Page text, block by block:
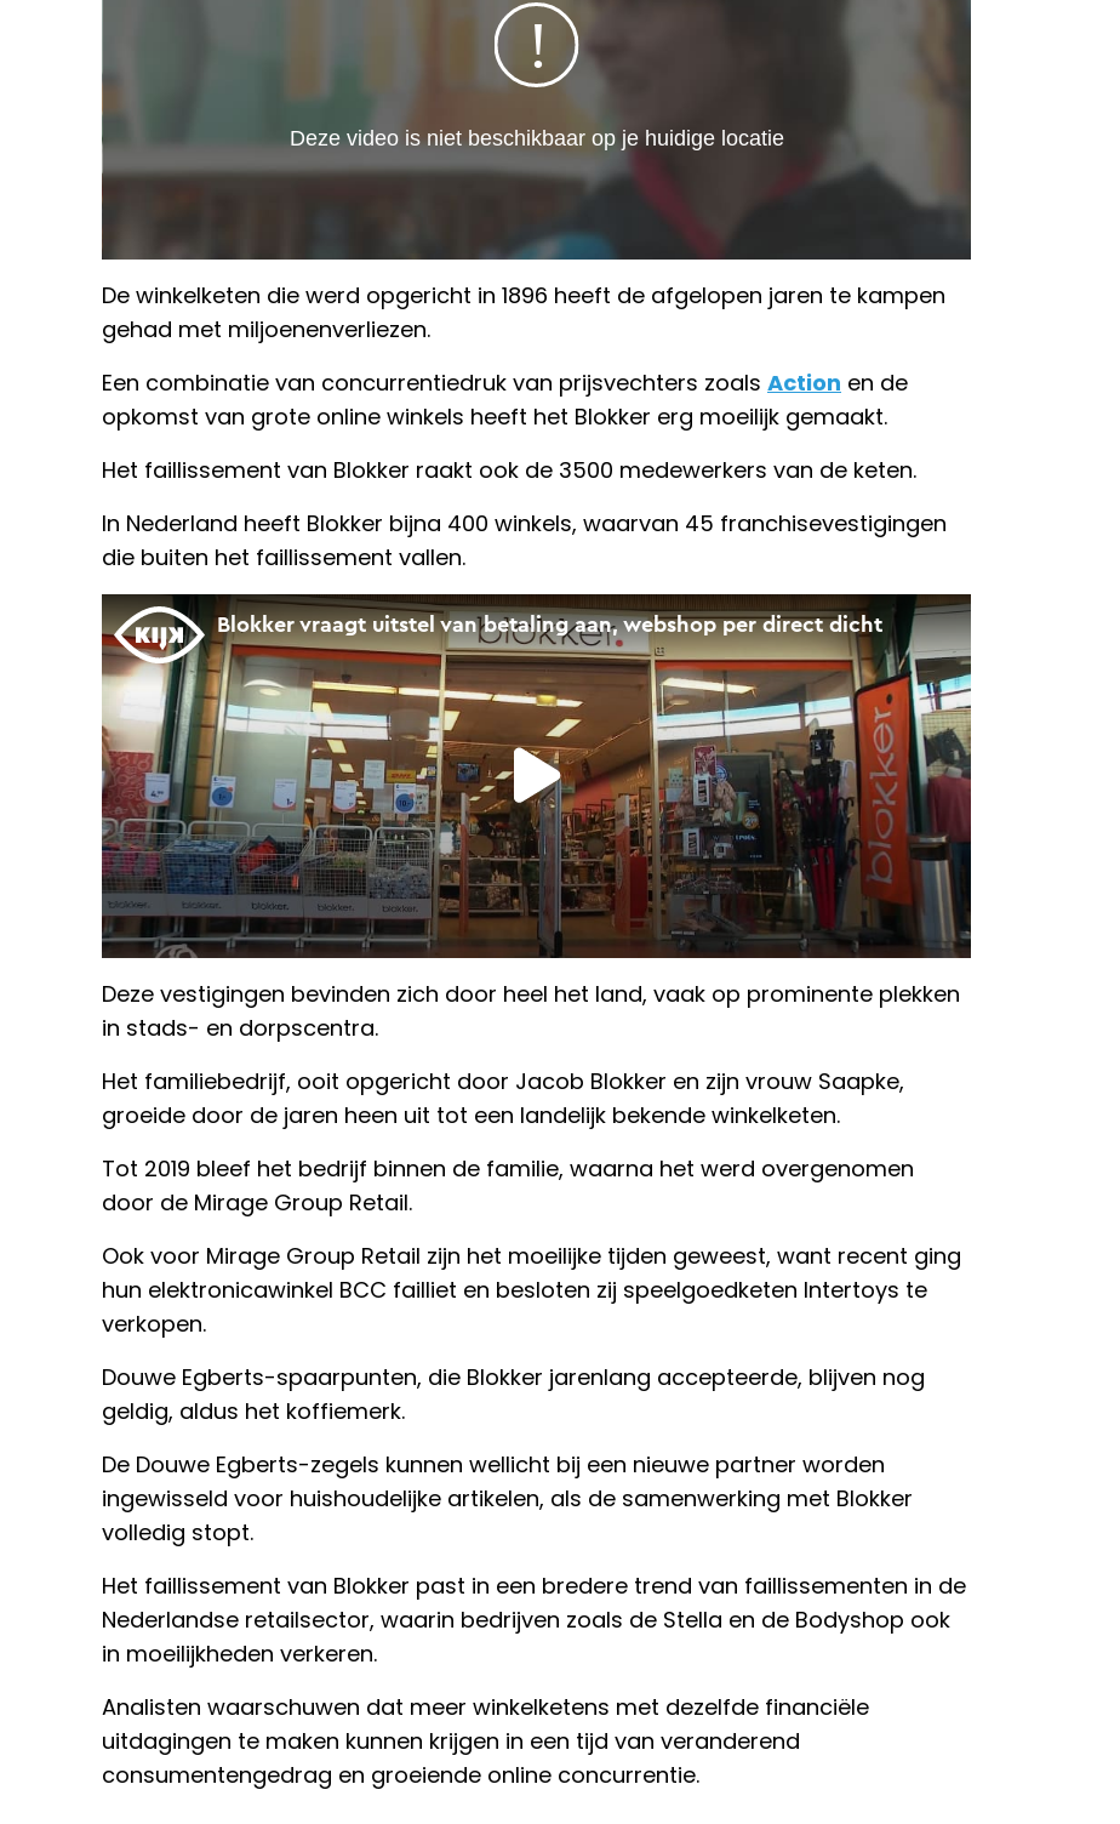
De winkelketen die werd opgericht in 1896 heeft de afgelopen jaren te kampen
gehad met miljoenenverliezen.
Een combinatie van concurrentiedruk van prijsvechters zoals Action en de
opkomst van grote online winkels heeft het Blokker erg moeilijk gemaakt.
Het faillissement van Blokker raakt ook de 3500 medewerkers van de keten.
In Nederland heeft Blokker bijna 400 winkels, waarvan 45 franchisevestigingen
die buiten het faillissement vallen.
Deze vestigingen bevinden zich door heel het land, vaak op prominente plekken
in stads- en dorpscentra.
Het familiebedrijf, ooit opgericht door Jacob Blokker en zijn vrouw Saapke,
groeide door de jaren heen uit tot een landelijk bekende winkelketen.
Tot 2019 bleef het bedrijf binnen de familie, waarna het werd overgenomen
door de Mirage Group Retail.
Ook voor Mirage Group Retail zijn het moeilijke tijden geweest, want recent ging
hun elektronicawinkel BCC failliet en besloten zij speelgoedketen Intertoys te
verkopen.
Douwe Egberts-spaarpunten, die Blokker jarenlang accepteerde, blijven nog
geldig, aldus het koffiemerk.
De Douwe Egberts-zegels kunnen wellicht bij een nieuwe partner worden
ingewisseld voor huishoudelijke artikelen, als de samenwerking met Blokker
volledig stopt.
Het faillissement van Blokker past in een bredere trend van faillissementen in de
Nederlandse retailsector, waarin bedrijven zoals de Stella en de Bodyshop ook
in moeilijkheden verkeren.
Analisten waarschuwen dat meer winkelketens met dezelfde financiële
uitdagingen te maken kunnen krijgen in een tijd van veranderend
consumentengedrag en groeiende online concurrentie.